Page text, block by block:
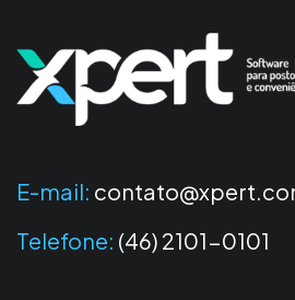
E-mail:
Telefone: (46) 2101-0101